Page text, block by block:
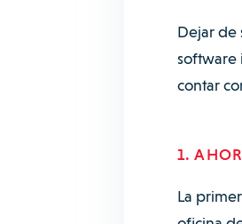
Dejar de
software
contar
1.
La